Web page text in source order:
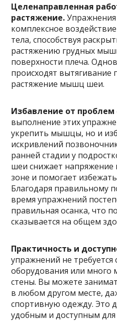
Целенаправленная
растяжение.
комплексное
тела, способствуя
растяжению грудных
поверхности плеча.
происходят вытягивание
растяжение мышц шеи.
Избавление от проблем
выполнение этих
укрепить мышцы, но и
искривлений
ранней стадии у
шеи снижает
зоне и помогает
Благодаря правильному
время упражнений
правильная осанка, что
сказывается на общем
Практичность и
упражнений не требуется
оборудования или много
стены. Вы можете
в любом другом месте,
спортивную одежду. Это
удобным и доступным для